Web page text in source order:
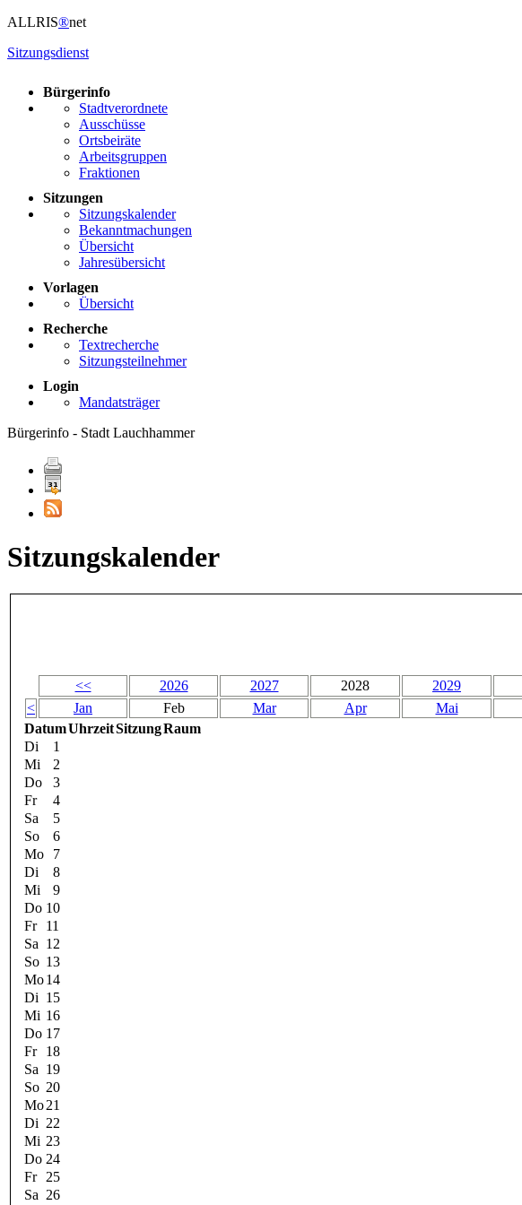
ALLRIS®net
Sitzungsdienst
Bürgerinfo
Stadtverordnete
Ausschüsse
Ortsbeiräte
Arbeitsgruppen
Fraktionen
Sitzungen
Sitzungskalender
Bekanntmachungen
Übersicht
Jahresübersicht
Vorlagen
Übersicht
Recherche
Textrecherche
Sitzungsteilnehmer
Login
Mandatsträger
Bürgerinfo - Stadt Lauchhammer
Sitzungskalender
<< 2026 2027 2028 2029
<
Jan Feb Mar Apr Mai
DatumUhrzeitSitzungRaum
Di
1
Mi
2
Do
3
Fr
4
Sa
5
So
6
Mo
7
Di
8
Mi
9
Do 10
Fr
11
Sa 12
So 13
Mo14
Di 15
Mi 16
Do 17
Fr
18
Sa 19
So 20
Mo21
Di 22
Mi 23
Do 24
Fr
25
Sa 26